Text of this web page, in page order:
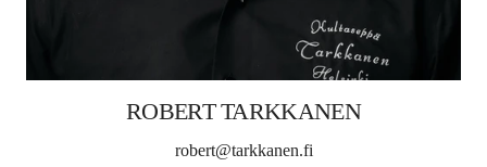
ROBERT TARKKANEN
robert@tarkkanen.fi